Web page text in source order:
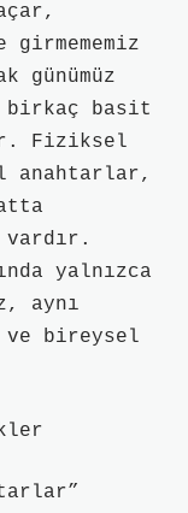
günümüz
birkaç basit
Fiziksel
anahtarlar,
yalnızca
aynı
ve bireysel